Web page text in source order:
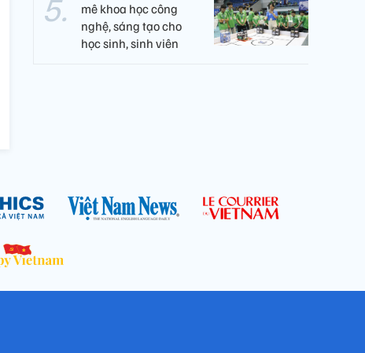
mê khoa học công
nghệ, sáng tạo cho
học sinh, sinh viên